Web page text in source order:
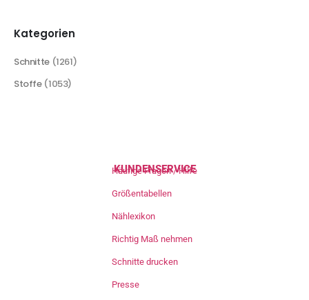
Kategorien
Schnitte (1261)
Stoffe (1053)
KUNDENSERVICE
Häufige Fragen / Hilfe
Größentabellen
Nählexikon
Richtig Maß nehmen
Schnitte drucken
Presse